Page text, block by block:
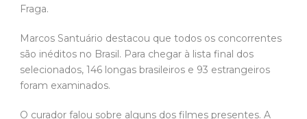
Fraga.
Marcos Santuário destacou que todos os concorrentes
são inéditos no Brasil. Para chegar à lista final dos
selecionados, 146 longas brasileiros e 93 estrangeiros
foram examinados.
O curador falou sobre alguns dos filmes presentes. A